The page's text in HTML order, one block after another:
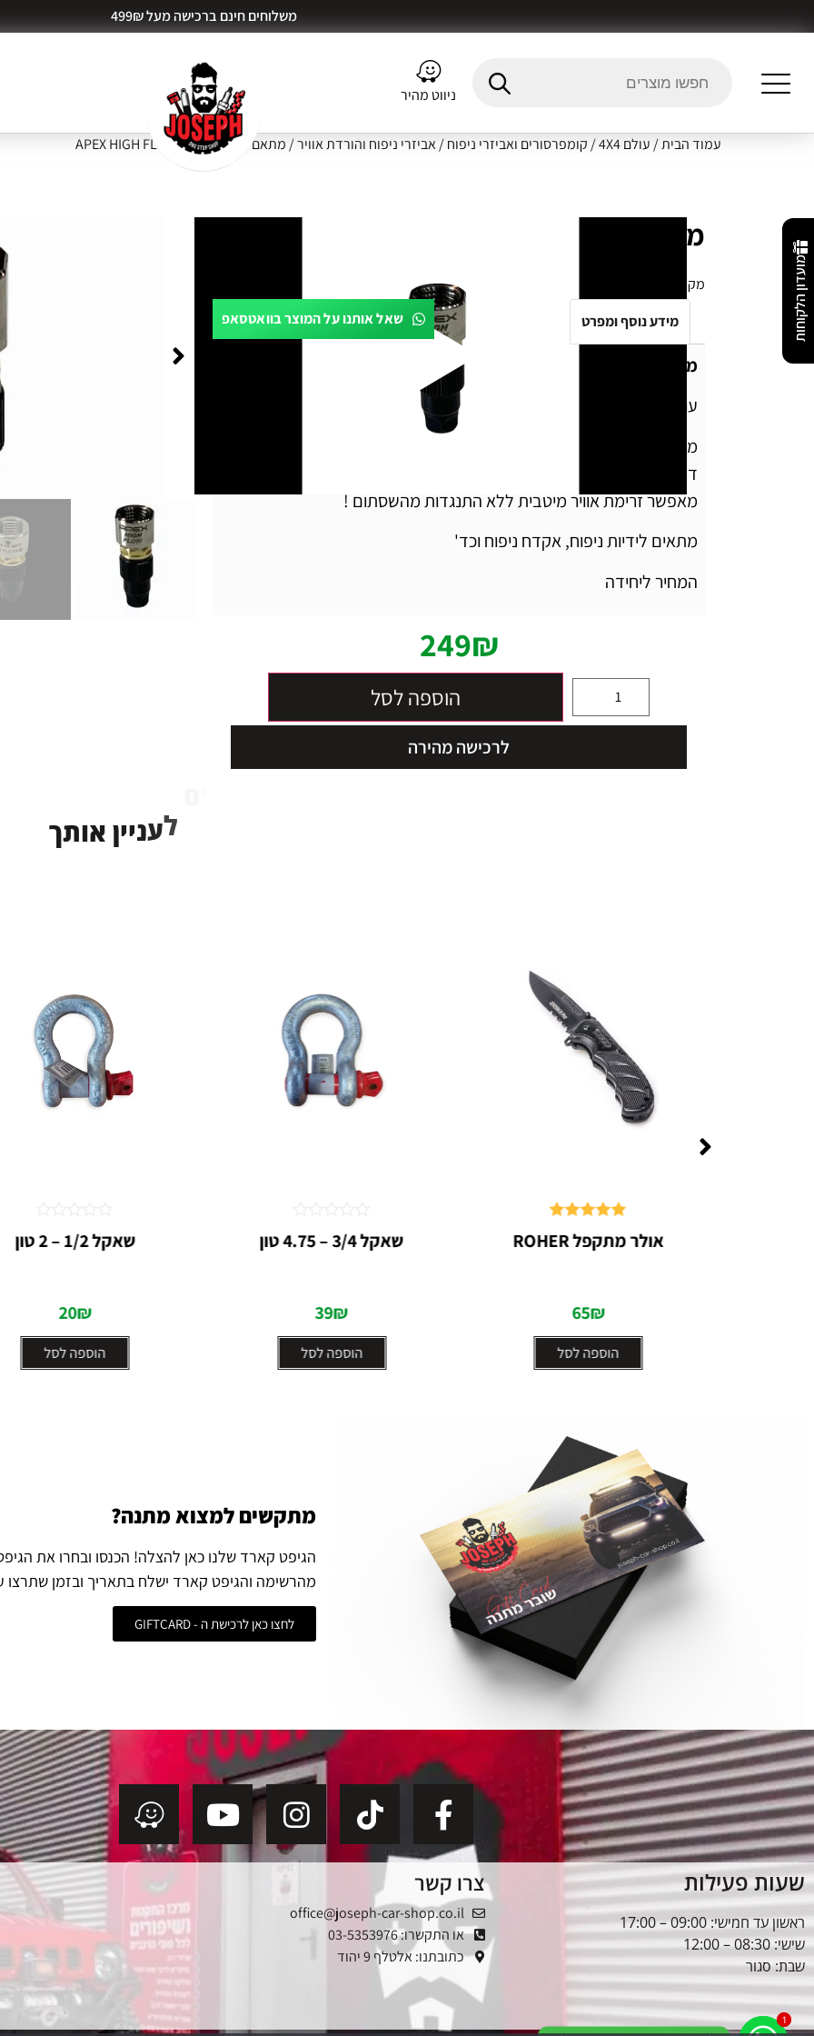
משלוחים חינם ברכישה מעל 499₪
ניווט מהיר
מועדון הלקוחות
עמוד הבית/ עולם 4X4 / קומפרסורים ואביזרי ניפוח/אביזרי ניפוח והורדת אוויר/ מתאם לניפוח מהיר APEX HIGH FLOW
מתאם לניפוח מהיר APEX HIGH FLOW
מק"ט:
שאל אותנו על המוצר בוואטסאפ
מידע נוסף ומפרט Fitment Details חוות דעת (0)
מתאם לניפוח מהיר APEX HIGH FLOW
עוד מוצר איכות מבית APEX !
מתאם לניפוח מהיר, מתוכנן לקיצור משמעותי של זמן ניפוח הצמיג על-ידי
דחיקה של שסתום פיית האוויר בחישוק ופתיחתו באופן מירבי כך שהוא
מאפשר זרימת אוויר מיטבית ללא התנגדות מהשסתום !
מתאים לידיות ניפוח, אקדח ניפוח וכד'
המחיר ליחידה
249₪
הוספה לסל
לרכישה מהירה
שאקל 3/4 – 4.75 טון
39₪
הוספה לסל
0
שאקל 1/2 – 2 טון
20₪
הוספה לסל
0
מפתח ונטילים – עט
15₪
מידע נוסף
0
מתקשים למצוא מתנה?
הגיפט קארד שלנו כאן להצלה! הכנסו ובחרו את
מהרשימה והגיפט קארד ישלח בתאריך ובזמן שתרצו
לחצו כאן לרכישת ה - GIFTCARD
שעות פעילות
ראשון עד חמישי: 09:00 – 17:00
שישי: 08:30 – 12:00
שבת: סגור
צרו קשר
office@joseph-car-shop.co.il
או התקשרו: 03-5353976
כתובתנו: אלטלף 9 יהוד
11